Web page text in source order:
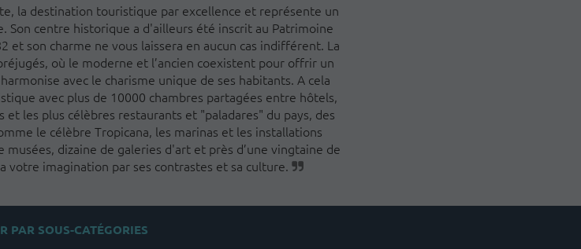
la destination touristique par excellence et représente un
Son centre historique a d'ailleurs été inscrit au Patrimoine
et son charme ne vous laissera en aucun cas indifférent. La
où le moderne et l’ancien coexistent pour offrir un
avec le charisme unique de ses habitants. A cela
avec plus de 10000 chambres partagées entre hôtels,
les plus célèbres restaurants et "paladares" du pays, des
le célèbre Tropicana, les marinas et les installations
dizaine de galeries d'art et près d’une vingtaine de
votre imagination par ses contrastes et sa culture.
PAR SOUS-CATÉGORIES